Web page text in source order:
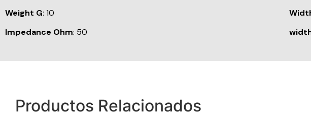
Weight G: 10
Impedance Ohm: 50
Productos Relacionados